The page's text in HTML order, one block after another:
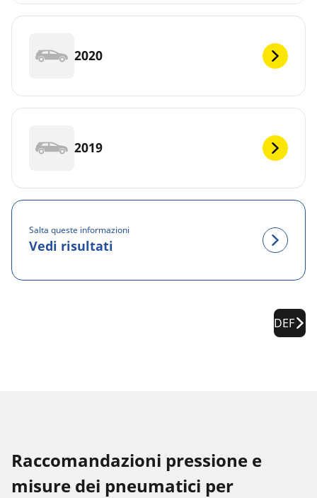
2020
2019
Salta queste informazioni
Vedi risultati
DEF
Raccomandazioni pressione e
misure dei pneumatici per